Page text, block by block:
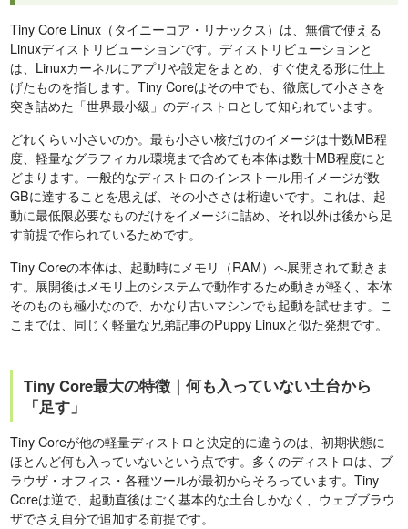
Tiny Core Linux（タイニーコア・リナックス）は、無償で使える
Linuxディストリビューションです。ディストリビューションと
は、Linuxカーネルにアプリや設定をまとめ、すぐ使える形に仕上
げたものを指します。Tiny Coreはその中でも、徹底して小ささを
突き詰めた「世界最小級」のディストロとして知られています。
どれくらい小さいのか。最も小さい核だけのイメージは十数MB程
度、軽量なグラフィカル環境まで含めても本体は数十MB程度にと
どまります。一般的なディストロのインストール用イメージが数
GBに達することを思えば、その小ささは桁違いです。これは、起
動に最低限必要なものだけをイメージに詰め、それ以外は後から足
す前提で作られているためです。
Tiny Coreの本体は、起動時にメモリ（RAM）へ展開されて動きま
す。展開後はメモリ上のシステムで動作するため動きが軽く、本体
そのものも極小なので、かなり古いマシンでも起動を試せます。こ
こまでは、同じく軽量な兄弟記事のPuppy Linuxと似た発想です。
Tiny Core最大の特徴｜何も入っていない土台から
「足す」
Tiny Coreが他の軽量ディストロと決定的に違うのは、初期状態に
ほとんど何も入っていないという点です。多くのディストロは、ブ
ラウザ・オフィス・各種ツールが最初からそろっています。Tiny
Coreは逆で、起動直後はごく基本的な土台しかなく、ウェブブラウ
ザでさえ自分で追加する前提です。